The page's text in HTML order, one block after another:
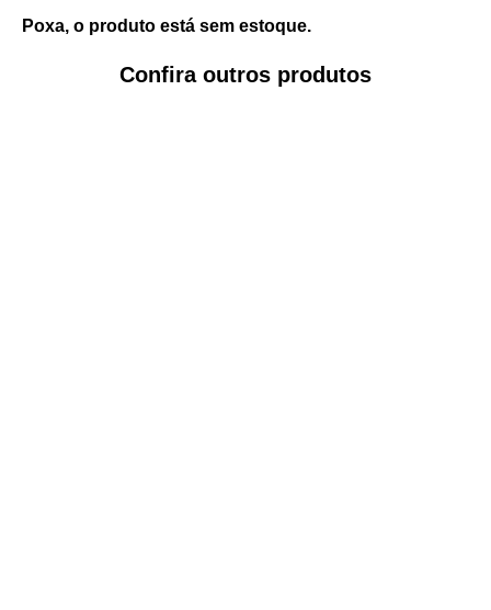
Poxa, o produto está sem estoque.
Confira outros produtos